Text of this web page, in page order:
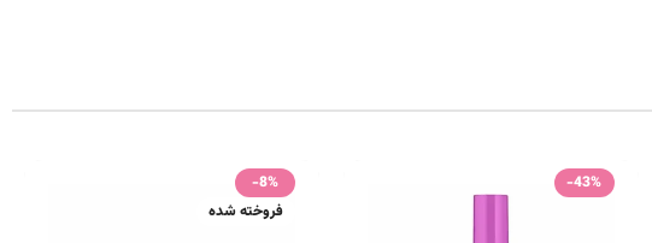
-43%
-8%
فروخته شده